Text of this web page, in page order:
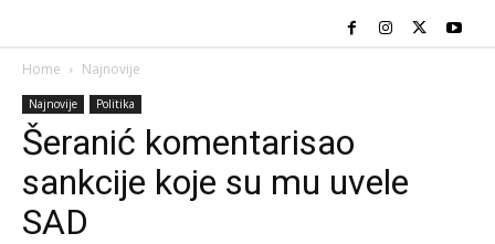
Home Najnovije
Najnovije Politika
Šeranić komentarisao
sankcije koje su mu uvele
SAD